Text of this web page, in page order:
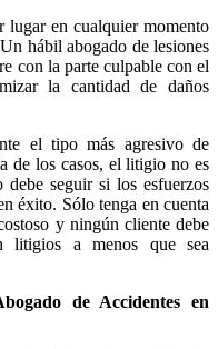
lugar en cualquier momento
hábil abogado de lesiones
con la parte culpable con el
la cantidad de daños
el tipo más agresivo de
de los casos, el litigio no es
seguir si los esfuerzos
éxito. Sólo tenga en cuenta
y ningún cliente debe
litigios a menos que sea
de Accidentes en